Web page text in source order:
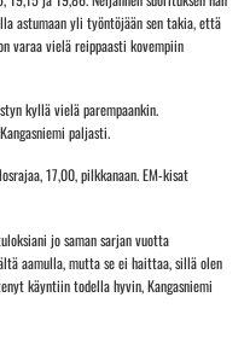
astumaan yli työntöjään sen takia, että
varaa vielä reippaasti kovempiin
kyllä vielä parempaankin.
paljasti.
17,00, pilkkanaan. EM-kisat
jo saman sarjan vuotta
aamulla, mutta se ei haittaa, sillä olen
käyntiin todella hyvin, Kangasniemi